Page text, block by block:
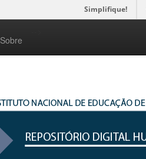
Simplifique!
Sobre